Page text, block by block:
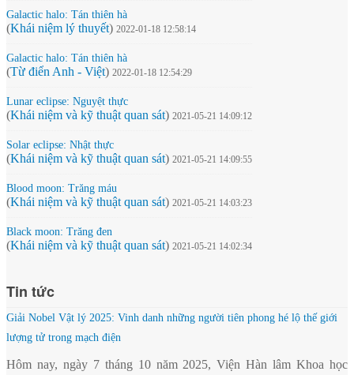
Galactic halo: Tán thiên hà
(Khái niệm lý thuyết) 2022-01-18 12:58:14
Galactic halo: Tán thiên hà
(Từ điển Anh - Việt) 2022-01-18 12:54:29
Lunar eclipse: Nguyệt thực
(Khái niệm và kỹ thuật quan sát) 2021-05-21 14:09:12
Solar eclipse: Nhật thực
(Khái niệm và kỹ thuật quan sát) 2021-05-21 14:09:55
Blood moon: Trăng máu
(Khái niệm và kỹ thuật quan sát) 2021-05-21 14:03:23
Black moon: Trăng đen
(Khái niệm và kỹ thuật quan sát) 2021-05-21 14:02:34
Tin tức
Giải Nobel Vật lý 2025: Vinh danh những người tiên phong hé lộ thế giới
lượng tử trong mạch điện
Hôm nay, ngày 7 tháng 10 năm 2025, Viện Hàn lâm Khoa học